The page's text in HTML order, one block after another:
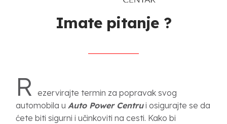
Imate pitanje ?
R
ezervirajte termin za popravak svog
automobila uAuto Power Centrui osigurajte se da
ćete biti sigurni i učinkoviti na cesti. Kako bi